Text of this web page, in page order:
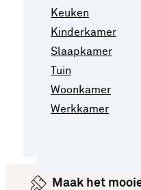
Keuken
Kinderkamer
Slaapkamer
Tuin
Woonkamer
Werkkamer
Maak het